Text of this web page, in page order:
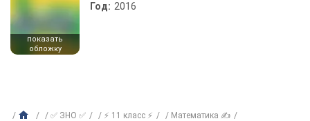
показать
обложку
Год: 2016
✅ ЗНО ✅ ⚡ 11 класс ⚡
Математика ✍